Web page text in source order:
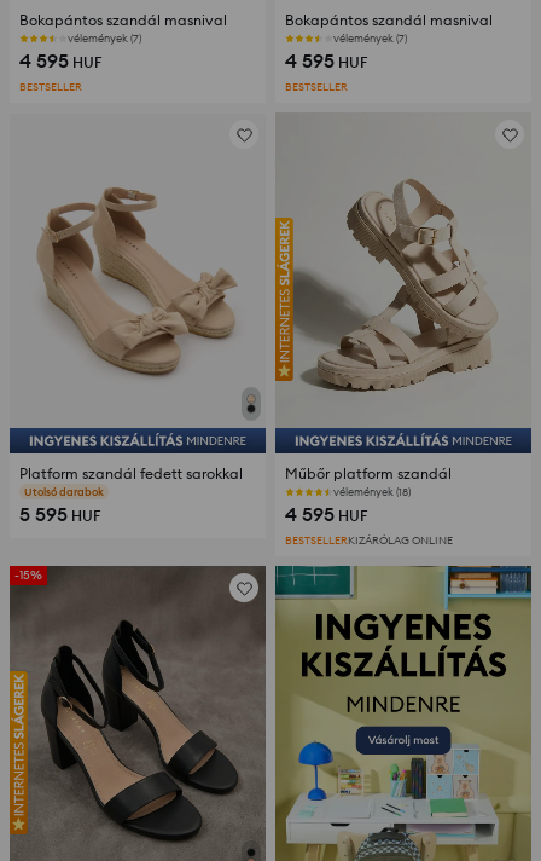
Bokapántos szandál masnival
vélemények (7)
4 595 HUF
BESTSELLER
Bokapántos szandál masnival
vélemények (7)
4 595 HUF
BESTSELLER
Platform szandál fedett sarokkal
5 595 HUF
Műbőr platform szandál
vélemények (18)
4 595 HUF
BESTSELLERKIZÁRÓLAG ONLINE
-15%